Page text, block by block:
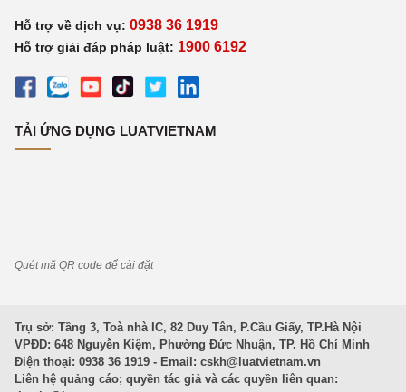
Hỗ trợ về dịch vụ: 0938 36 1919
Hỗ trợ giải đáp pháp luật: 1900 6192
TẢI ỨNG DỤNG LUATVIETNAM
Quét mã QR code để cài đặt
Trụ sở: Tầng 3, Toà nhà IC, 82 Duy Tân, P.Cầu Giấy, TP.Hà Nội
VPĐD: 648 Nguyễn Kiệm, Phường Đức Nhuận, TP. Hồ Chí Minh
Điện thoại: 0938 36 1919 - Email: cskh@luatvietnam.vn
Liên hệ quảng cáo; quyền tác giả và các quyền liên quan: